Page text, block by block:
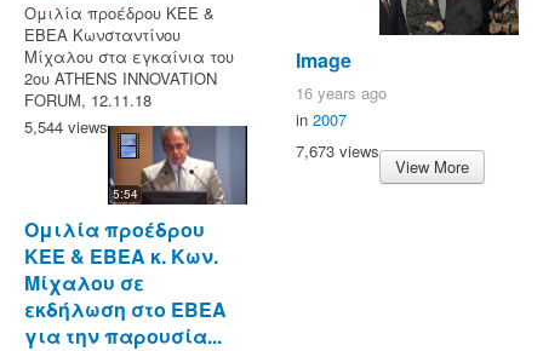
Ομιλία προέδρου ΚΕΕ &
ΕΒΕΑ Κωνσταντίνου
Μίχαλου στα εγκαίνια του
2ου ATHENS INNOVATION
FORUM, 12.11.18
5,544 views
5:54
Ομιλία προέδρου
ΚΕΕ & ΕΒΕΑ κ. Κων.
Μίχαλου σε
εκδήλωση στο ΕΒΕΑ
για την παρουσία...
Image
16 years ago
in 2007
7,673 views
View More